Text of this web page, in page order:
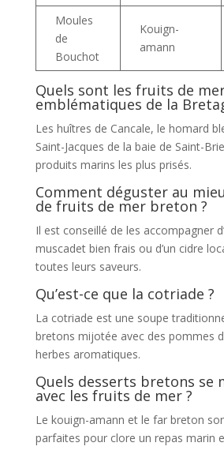
Moules
de
Bouchot
Kouign-
amann
Quels sont les fruits de
emblématiques de la
Les huîtres de Cancale, le homard
Saint-Jacques de la baie de Saint-
produits marins les plus prisés.
Comment déguster au
de fruits de mer breton ?
Il est conseillé de les accompagner
muscadet bien frais ou d’un cidre
toutes leurs saveurs.
Qu’est-ce que la cotriade ?
La cotriade est une soupe
bretons mijotée avec des pommes
herbes aromatiques.
Quels desserts bretons se
avec les fruits de mer ?
Le kouign-amann et le far breton
parfaites pour clore un repas marin